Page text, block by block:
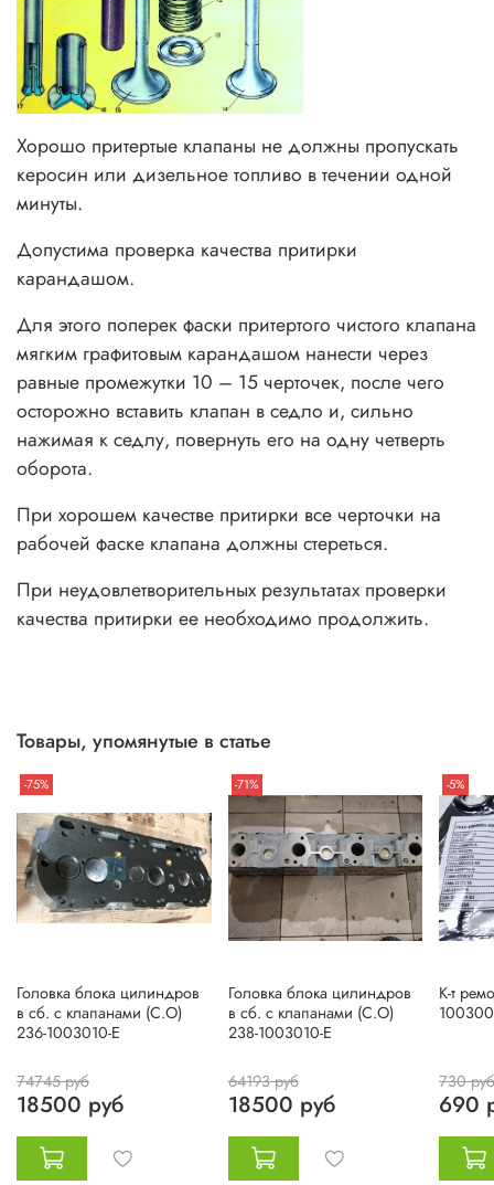
Хорошо притертые клапаны не должны пропускать
керосин или дизельное топливо в течении одной
минуты.
Допустима проверка качества притирки
карандашом.
Для этого поперек фаски притертого чистого клапана
мягким графитовым карандашом нанести через
равные промежутки 10 – 15 черточек, после чего
осторожно вставить клапан в седло и, сильно
нажимая к седлу, повернуть его на одну четверть
оборота.
При хорошем качестве притирки все черточки на
рабочей фаске клапана должны стереться.
При неудовлетворительных результатах проверки
качества притирки ее необходимо продолжить.
Товары, упомянутые в статье
-75%
Головка блока цилиндров
в сб. с клапанами (С.О)
236-1003010-Е
74745 руб
18500 руб
-71%
Головка блока цилиндров
в сб. с клапанами (С.О)
238-1003010-Е
64193 руб
18500 руб
-5%
К-т
730 руб
690